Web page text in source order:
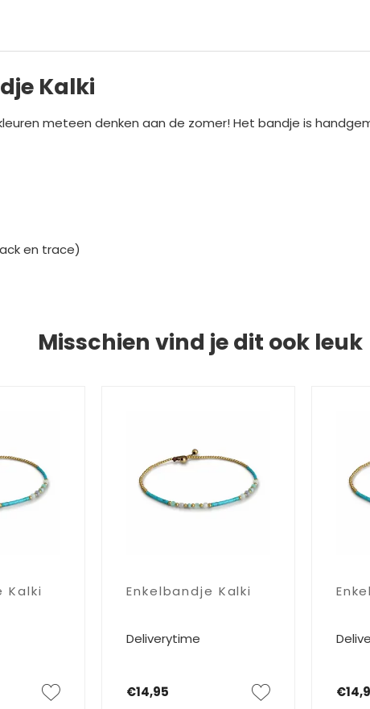
Kalki
meteen denken aan de zomer! Het bandje is
en trace)
Misschien vind je dit ook leuk
Kalki Enkelbandje Kalki
Deliverytime
€14,95